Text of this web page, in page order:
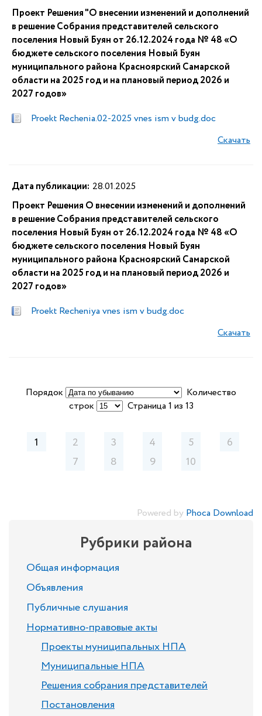
Проект Решения "О внесении изменений и дополнений
в решение Собрания представителей сельского
поселения Новый Буян от 26.12.2024 года № 48 «О
бюджете сельского поселения Новый Буян
муниципального района Красноярский Самарской
области на 2025 год и на плановый период 2026 и
2027 годов»
Proekt Rechenia.02-2025 vnes ism v budg.doc
Скачать
Дата публикации: 28.01.2025
Проект Решения О внесении изменений и дополнений
в решение Собрания представителей сельского
поселения Новый Буян от 26.12.2024 года № 48 «О
бюджете сельского поселения Новый Буян
муниципального района Красноярский Самарской
области на 2025 год и на плановый период 2026 и
2027 годов»
Proekt Recheniya vnes ism v budg.doc
Скачать
Порядок
Количество
строк
Страница 1 из 13
1 2 3 4 5
6
7
8 9 10
Powered by Phoca Download
Рубрики района
Общая информация
Объявления
Публичные слушания
Нормативно-правовые акты
Проекты муниципальных НПА
Муниципальные НПА
Решения собрания представителей
Постановления